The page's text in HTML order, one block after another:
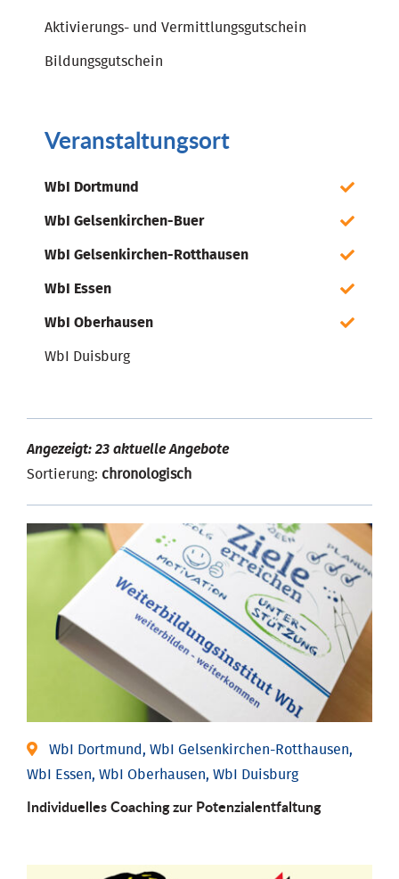
Aktivierungs- und Vermittlungsgutschein
Bildungsgutschein
Veranstaltungsort
WbI Dortmund
WbI Gelsenkirchen-Buer
WbI Gelsenkirchen-Rotthausen
WbI Essen
WbI Oberhausen
WbI Duisburg
Angezeigt: 23 aktuelle Angebote
Sortierung: chronologisch
WbI Dortmund, WbI Gelsenkirchen-Rotthausen,
WbI Essen, WbI Oberhausen, WbI Duisburg
Individuelles Coaching zur Potenzialentfaltung